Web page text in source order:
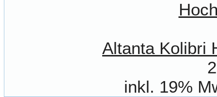
Altanta Kolibri
inkl. 19%